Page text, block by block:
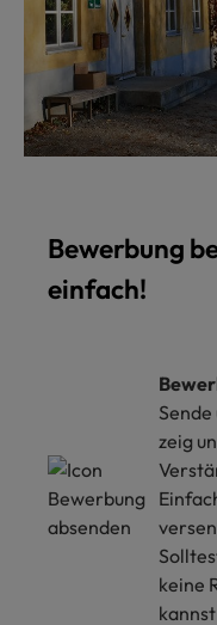
Bewerbung
einfach!
zeig
keine